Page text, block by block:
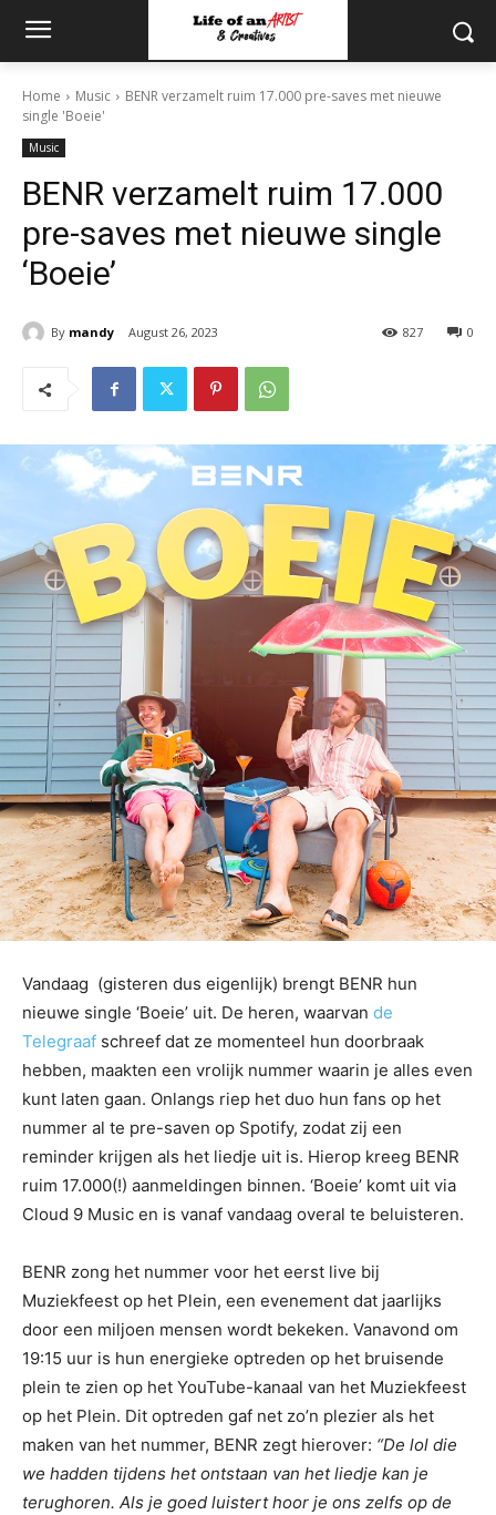
Home Music
BENR verzamelt ruim 17.000 pre-saves met nieuwe
single 'Boeie'
Music
BENR verzamelt ruim 17.000
pre-saves met nieuwe single
‘Boeie’
By mandy August 26, 2023 0
827
Vandaag (gisteren dus eigenlijk) brengt BENR hun
nieuwe single ‘Boeie’ uit. De heren, waarvan de
Telegraaf schreef dat ze momenteel hun doorbraak
hebben, maakten een vrolijk nummer waarin je alles even
kunt laten gaan. Onlangs riep het duo hun fans op het
nummer al te pre-saven op Spotify, zodat zij een
reminder krijgen als het liedje uit is. Hierop kreeg BENR
ruim 17.000(!) aanmeldingen binnen. ‘Boeie’ komt uit via
Cloud 9 Music en is vanaf vandaag overal te beluisteren.
BENR zong het nummer voor het eerst live bij
Muziekfeest op het Plein, een evenement dat jaarlijks
door een miljoen mensen wordt bekeken. Vanavond om
19:15 uur is hun energieke optreden op het bruisende
plein te zien op het YouTube-kanaal van het Muziekfeest
op het Plein. Dit optreden gaf net zo’n plezier als het
maken van het nummer, BENR zegt hierover: “De lol die
we hadden tijdens het ontstaan van het liedje kan je
terughoren. Als je goed luistert hoor je ons zelfs op de